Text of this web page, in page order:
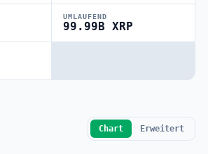
UMLAUFEND
99.99B XRP
Chart Erweitert